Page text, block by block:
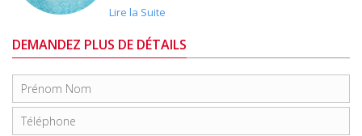
Lire la Suite
DEMANDEZ PLUS DE DÉTAILS